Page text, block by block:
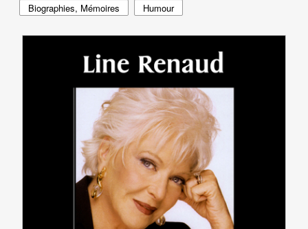
Biographies, Mémoires
Humour